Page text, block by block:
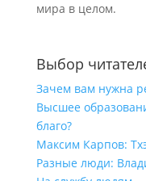
мира в целом.
Выбор
Зачем вам нужна
Высшее
благо?
Максим Карпов:
Разные люди: